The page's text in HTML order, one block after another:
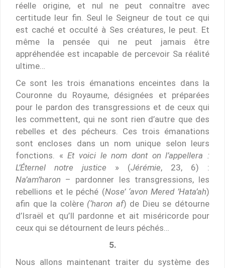
réelle origine, et nul ne peut connaître avec
certitude leur fin. Seul le Seigneur de tout ce qui
est caché et occulté à Ses créatures, le peut. Et
même la pensée qui ne peut jamais être
appréhendée est incapable de percevoir Sa réalité
ultime…
Ce sont les trois émanations enceintes dans la
Couronne du Royaume, désignées et préparées
pour le pardon des transgressions et de ceux qui
les commettent, qui ne sont rien d’autre que des
rebelles et des pécheurs. Ces trois émanations
sont encloses dans un nom unique selon leurs
fonctions. «Et voici le nom dont on l’appellera :
L’Éternel notre justice » (Jérémie, 23, 6) :
Na’am’haron – pardonner les transgressions, les
rebellions et le péché (Nose’ ‘avon Mered ’Hata’ah)
afin que la colère (‘haron af) de Dieu se détourne
d’Israël et qu’Il pardonne et ait miséricorde pour
ceux qui se détournent de leurs péchés…
5.
Nous allons maintenant traiter du système des